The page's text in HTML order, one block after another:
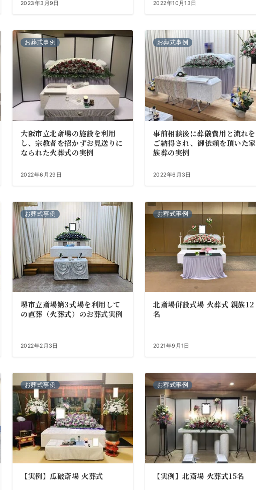
2023年3月9日 2022年10月13日
お葬式事例
大阪市立北斎場の施設を利用
し、宗教者を招かずお見送りに
なられた火葬式の実例
2022年6月29日
お葬式事例
事前相談後に葬儀費用と流れを
ご納得され、御依頼を頂いた家
族葬の実例
2022年6月3日
お葬式事例
堺市立斎場第3式場を利用して
の直葬（火葬式）のお葬式実例
2022年2月3日
お葬式事例
北斎場併設式場 火葬式 親族12
名
2021年9月1日
お葬式事例
【実例】瓜破斎場 火葬式
お葬式事例
【実例】北斎場 火葬式15名